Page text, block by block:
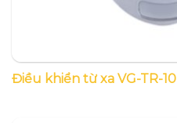
Điều khiển từ xa VG-TR-10